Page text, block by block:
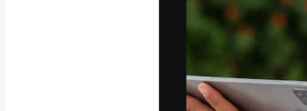
La plataforma
trabajo. Más
entre
estudios.